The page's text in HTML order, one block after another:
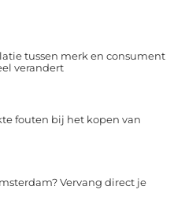
tussen merk en consument
verandert
fouten bij het kopen van
Vervang direct je